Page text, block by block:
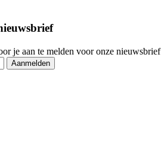
je aan te melden voor onze nieuwsbrief
Aanmelden